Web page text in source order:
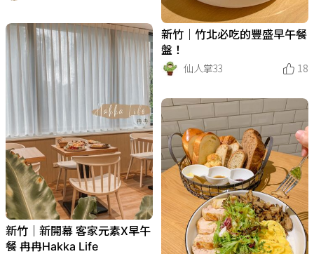
新竹｜竹北必吃的豐盛早午餐
盤！
仙人掌33
18
新竹｜新開幕 客家元素X早午
餐 冉冉Hakka Life